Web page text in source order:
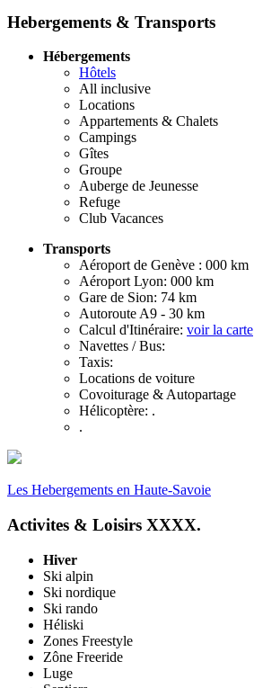
Hebergements & Transports
Hébergements
Hôtels
All inclusive
Locations
Appartements & Chalets
Campings
Gîtes
Groupe
Auberge de Jeunesse
Refuge
Club Vacances
Transports
Aéroport de Genève : 000 km
Aéroport Lyon: 000 km
Gare de Sion: 74 km
Autoroute A9 - 30 km
Calcul d'Itinéraire: voir la carte
Navettes / Bus:
Taxis:
Locations de voiture
Covoiturage & Autopartage
Hélicoptère: .
.
Les Hebergements en Haute-Savoie
Activites & Loisirs XXXX.
Hiver
Ski alpin
Ski nordique
Ski rando
Héliski
Zones Freestyle
Zône Freeride
Luge